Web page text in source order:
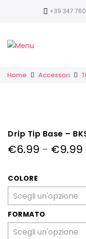
+39 347
Home Accessori
Drip Tip Base –
€6.99 - €9.99
COLORE
FORMATO